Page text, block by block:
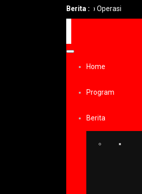
Berita :
Seksi 1-2 Siap Operasi UNGU
Home
Program
Berita